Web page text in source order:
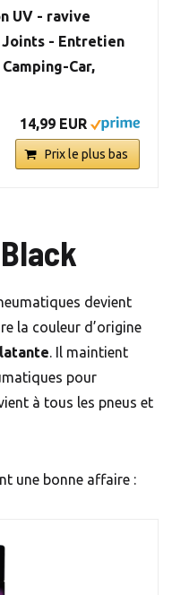
UV - ravive
Joints - Entretien
Car,
14,99 EUR
Prix le plus bas
devient
la couleur d’origine
. Il maintient
pour
à tous les pneus et
une bonne affaire :